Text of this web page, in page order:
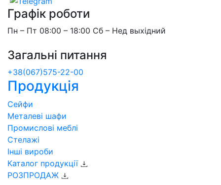
Графік роботи
Пн – Пт 08:00 – 18:00 Сб – Нед выхідний
Загальні питання
+38(067)575-22-00
Продукція
Сейфи
Металеві шафи
Промислові меблі
Стелажі
Інші вироби
Каталог продукції
РОЗПРОДАЖ